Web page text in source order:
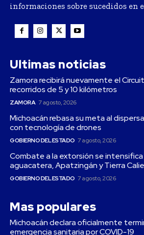
informaciones sobre sucedidos en
Ultimas noticias
Zamora recibirá nuevamente el
recorridos de 5 y 10 kilómetros
ZAMORA 7 agosto, 2026
Michoacán rebasa su meta al
con tecnología de drones
GOBIERNO DEL ESTADO 7 agosto, 2026
Combate a la extorsión se intensifica
aguacatera, Apatzingán y Tierra
GOBIERNO DEL ESTADO 7 agosto, 2026
Mas populares
Michoacán declara oficialmente
emergencia sanitaria por COVID-19